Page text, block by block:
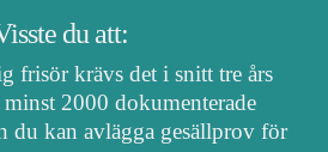
du att:
frisör krävs det i snitt tre års
2000 dokumenterade
du kan avlägga gesällprov för